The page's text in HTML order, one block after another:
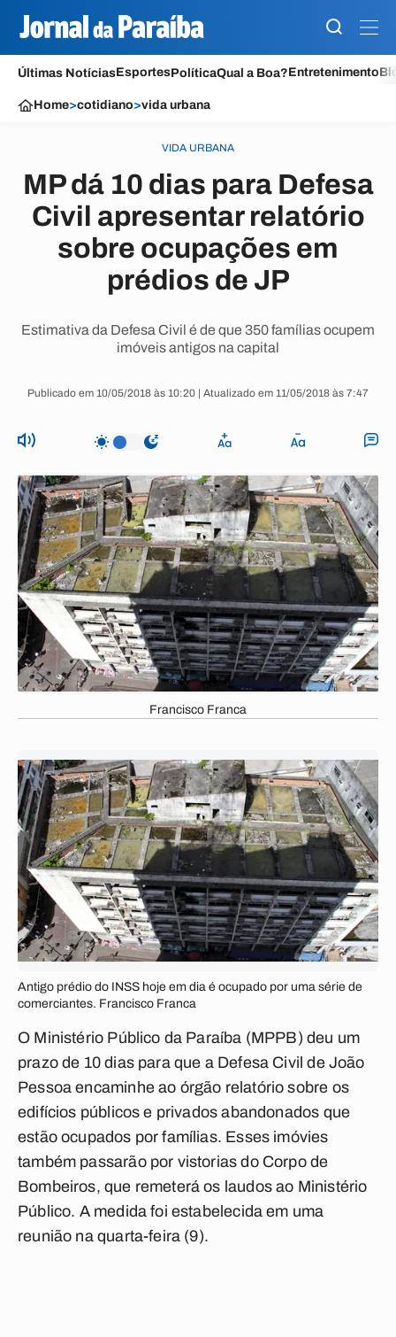
Últimas NotíciasEsportesPolíticaQual a Boa?Entretenimento
Home>cotidiano>vida urbana
VIDA URBANA
MP dá 10 dias para Defesa
Civil apresentar relatório
sobre ocupações em
prédios de JP
Estimativa da Defesa Civil é de que 350 famílias ocupem
imóveis antigos na capital
Publicado em 10/05/2018 às 10:20 | Atualizado em 11/05/2018 às 7:47
Francisco Franca
Antigo prédio do INSS hoje em dia é ocupado por uma série de
comerciantes. Francisco Franca
O Ministério Público da Paraíba (MPPB) deu um
prazo de 10 dias para que a Defesa Civil de João
Pessoa encaminhe ao órgão relatório sobre os
edifícios públicos e privados abandonados que
estão ocupados por famílias. Esses imóvies
também passarão por vistorias do Corpo de
Bombeiros, que remeterá os laudos ao Ministério
Público. A medida foi estabelecida em uma
reunião na quarta-feira (9).